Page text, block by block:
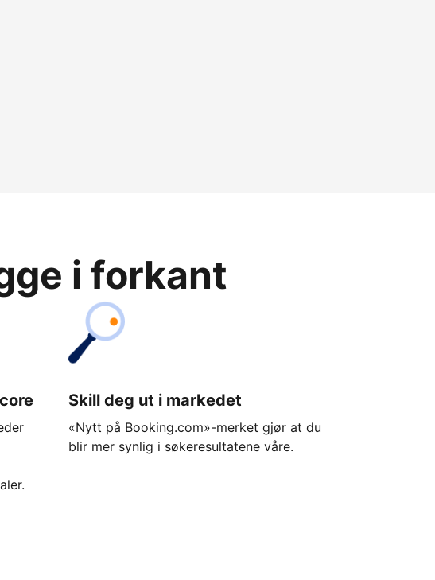
i forkant
Skill deg ut i markedet
«Nytt på Booking.com»-merket gjør at du
blir mer synlig i søkeresultatene våre.